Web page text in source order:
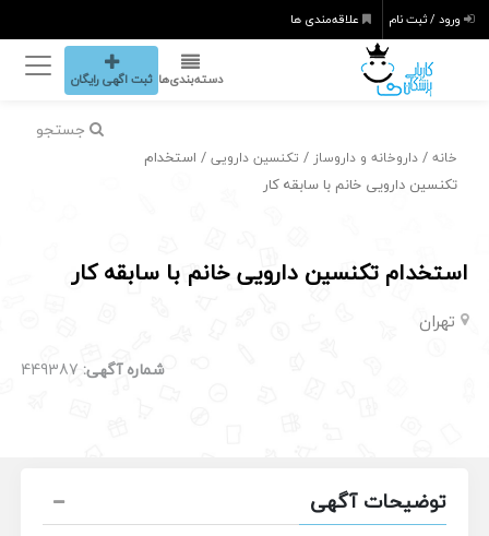
ورود / ثبت نام علاقه‌مندی ها
دسته‌بندی‌ها ثبت اگهی رایگان
جستجو
خانه /داروخانه و داروساز / تکنسین دارویی / استخدام
تکنسین دارویی خانم با سابقه کار
استخدام تکنسین دارویی خانم با سابقه کار
تهران
شماره آگهی: 449387
توضیحات آگهی